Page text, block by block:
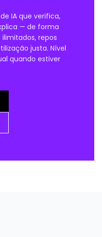
IA que verifica,
— de forma
repos
justa. Nível
quando estiver